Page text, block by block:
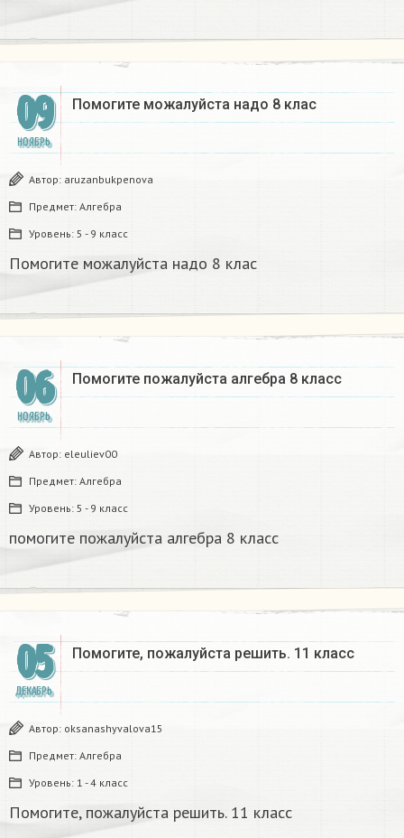
09
НОЯБРЬ
Помогите можалуйста надо 8 клас
Автор: aruzanbukpenova
Предмет: Алгебра
Уровень: 5 - 9 класс
Помогите можалуйста надо 8 клас
06
НОЯБРЬ
Помогите пожалуйста алгебра 8 класс
Автор: eleuliev00
Предмет: Алгебра
Уровень: 5 - 9 класс
помогите пожалуйста алгебра 8 класс
05
ДЕКАБРЬ
Помогите, пожалуйста решить. 11 класс
Автор: oksanashyvalova15
Предмет: Алгебра
Уровень: 1 - 4 класс
Помогите, пожалуйста решить. 11 класс